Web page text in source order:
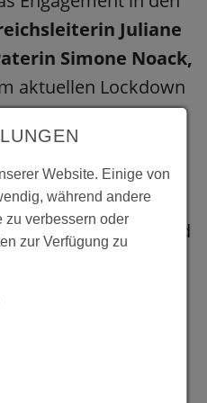
Juliane
Simone Noack,
aktuellen Lockdown
und
werden.
herausfordernden
benachteiligten
eine konstante und
für Kinder
professionellen
Website. Einige von
während andere
zu verbessern oder
zur Verfügung zu